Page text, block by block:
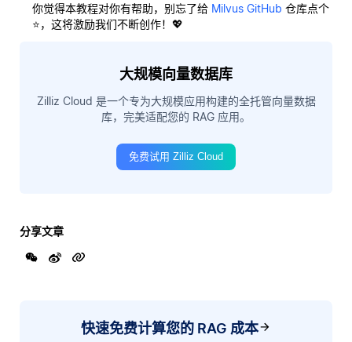
你觉得本教程对你有帮助，别忘了给 Milvus GitHub 仓库点个
⭐，这将激励我们不断创作！💖
大规模向量数据库
Zilliz Cloud 是一个专为大规模应用构建的全托管向量数据
库，完美适配您的 RAG 应用。
免费试用 Zilliz Cloud
分享文章
快速免费计算您的 RAG 成本